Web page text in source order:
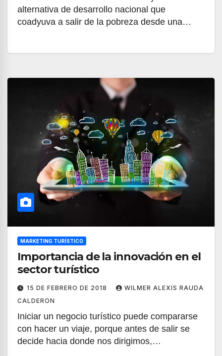
alternativa de desarrollo nacional que
coadyuva a salir de la pobreza desde una…
MARKETING TURÍSTICO
Importancia de la innovación en el
sector turístico
15 DE FEBRERO DE 2018
WILMER ALEXIS RAUDA
CALDERON
Iniciar un negocio turístico puede compararse
con hacer un viaje, porque antes de salir se
decide hacia donde nos dirigimos,…